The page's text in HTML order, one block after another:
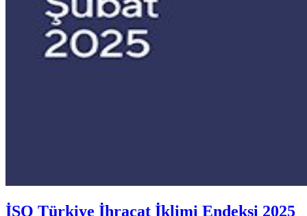
İSO Türkiye İhracat İklimi Endeksi 2025